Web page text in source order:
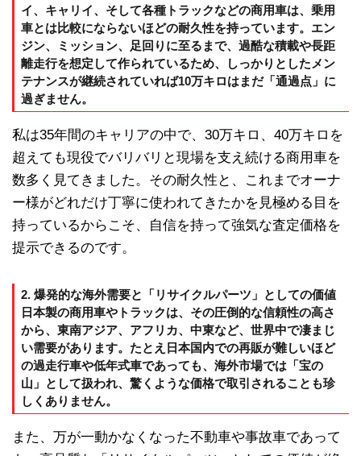
イ、キャリイ、そして各種トラックなどの商用車は、乗用
車とは比較にならないほどの耐久性を持っています。エン
ジン、ミッション、足回りに至るまで、過酷な積載や長距
離走行を想定して作られているため、しっかりとしたメン
テナンスが継続されていれば10万キロはまだ「通過点」に
過ぎません。
私は35年間のキャリアの中で、30万キロ、40万キロを
超えても現役でバリバリと現場を支え続ける商用車を
数多く見てきました。その耐久性と、これまでオーナ
ー様がどれだけ丁寧に使われてきたかを見極める目を
持っているからこそ、自信を持って強気な査定価格を
提示できるのです。
2. 爆発的な海外需要と「リサイクルパーツ」としての価値
日本製の商用車やトラックは、その圧倒的な信頼性の高さ
から、東南アジア、アフリカ、中東など、世界中で凄まじ
い需要があります。たとえ日本国内での再販が難しいほど
の過走行車や低年式車であっても、海外市場では「宝の
山」として扱われ、驚くような価格で取引されることも珍
しくありません。
また、万が一動かなくなった不動車や事故車であって